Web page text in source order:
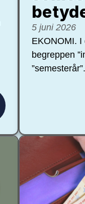
5 juni 2026
EKONOMI.
begreppen
”semesterår”.